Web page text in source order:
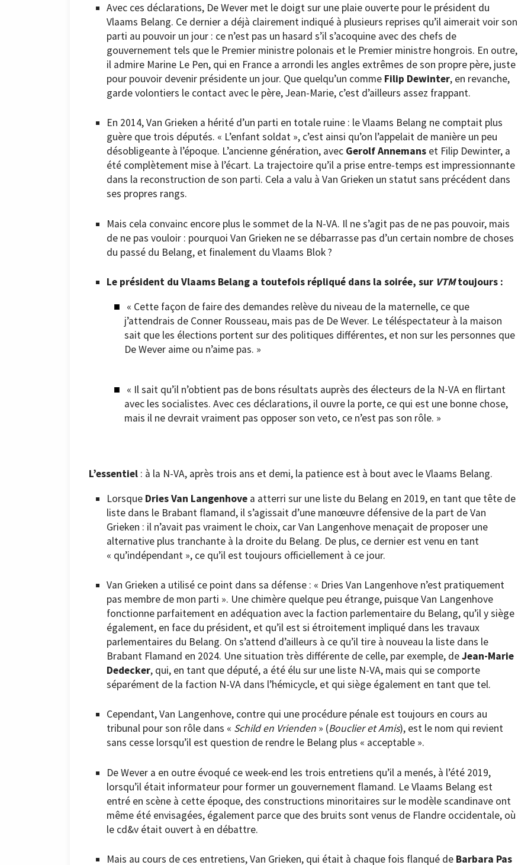
Avec ces déclarations, De Wever met le doigt sur une plaie ouverte pour le président du
Vlaams Belang. Ce dernier a déjà clairement indiqué à plusieurs reprises qu’il aimerait voir son
parti au pouvoir un jour : ce n’est pas un hasard s’il s’acoquine avec des chefs de
gouvernement tels que le Premier ministre polonais et le Premier ministre hongrois. En outre,
il admire Marine Le Pen, qui en France a arrondi les angles extrêmes de son propre père, juste
pour pouvoir devenir présidente un jour. Que quelqu’un comme Filip Dewinter, en revanche,
garde volontiers le contact avec le père, Jean-Marie, c’est d’ailleurs assez frappant.
En 2014, Van Grieken a hérité d’un parti en totale ruine : le Vlaams Belang ne comptait plus
guère que trois députés. « L’enfant soldat », c’est ainsi qu’on l’appelait de manière un peu
désobligeante à l’époque. L’ancienne génération, avec Gerolf Annemans et Filip Dewinter, a
été complètement mise à l’écart. La trajectoire qu’il a prise entre-temps est impressionnante
dans la reconstruction de son parti. Cela a valu à Van Grieken un statut sans précédent dans
ses propres rangs.
Mais cela convainc encore plus le sommet de la N-VA. Il ne s’agit pas de ne pas pouvoir, mais
de ne pas vouloir : pourquoi Van Grieken ne se débarrasse pas d’un certain nombre de choses
du passé du Belang, et finalement du Vlaams Blok ?
Le président du Vlaams Belang a toutefois répliqué dans la soirée, sur VTMtoujours :
« Cette façon de faire des demandes relève du niveau de la maternelle, ce que
j’attendrais de Conner Rousseau, mais pas de De Wever. Le téléspectateur à la maison
sait que les élections portent sur des politiques différentes, et non sur les personnes que
De Wever aime ou n’aime pas. »
« Il sait qu’il n’obtient pas de bons résultats auprès des électeurs de la N-VA en flirtant
avec les socialistes. Avec ces déclarations, il ouvre la porte, ce qui est une bonne chose,
mais il ne devrait vraiment pas opposer son veto, ce n’est pas son rôle. »
L’essentiel : à la N-VA, après trois ans et demi, la patience est à bout avec le Vlaams Belang.
Lorsque Dries Van Langenhove a atterri sur une liste du Belang en 2019, en tant que tête de
liste dans le Brabant flamand, il s’agissait d’une manœuvre défensive de la part de Van
Grieken : il n’avait pas vraiment le choix, car Van Langenhove menaçait de proposer une
alternative plus tranchante à la droite du Belang. De plus, ce dernier est venu en tant
« qu’indépendant », ce qu’il est toujours officiellement à ce jour.
Van Grieken a utilisé ce point dans sa défense : « Dries Van Langenhove n’est pratiquement
pas membre de mon parti ». Une chimère quelque peu étrange, puisque Van Langenhove
fonctionne parfaitement en adéquation avec la faction parlementaire du Belang, qu’il y siège
également, en face du président, et qu’il est si étroitement impliqué dans les travaux
parlementaires du Belang. On s’attend d’ailleurs à ce qu’il tire à nouveau la liste dans le
Brabant Flamand en 2024. Une situation très différente de celle, par exemple, deJean-Marie
Dedecker, qui, en tant que député, a été élu sur une liste N-VA, mais qui se comporte
séparément de la faction N-VA dans l’hémicycle, et qui siège également en tant que tel.
Cependant, Van Langenhove, contre qui une procédure pénale est toujours en cours au
tribunal pour son rôle dans « Schild en Vrienden » (Bouclier et Amis), est le nom qui revient
sans cesse lorsqu’il est question de rendre le Belang plus « acceptable ».
De Wever a en outre évoqué ce week-end les trois entretiens qu’il a menés, à l’été 2019,
lorsqu’il était informateur pour former un gouvernement flamand. Le Vlaams Belang est
entré en scène à cette époque, des constructions minoritaires sur le modèle scandinave ont
même été envisagées, également parce que des bruits sont venus de Flandre occidentale, où
le cd&v était ouvert à en débattre.
Mais au cours de ces entretiens, Van Grieken, qui était à chaque fois flanqué de Barbara Pas